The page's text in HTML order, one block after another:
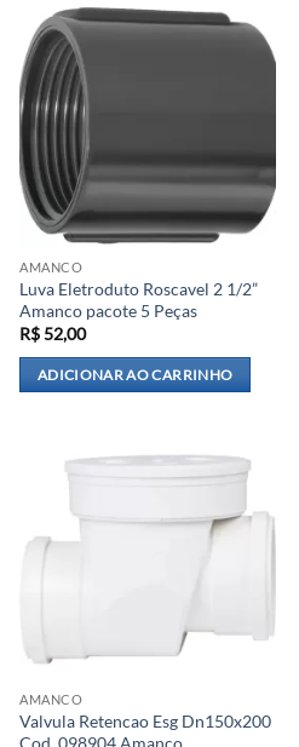
AMANCO
Luva Eletroduto Roscavel 2 1/2”
Amanco pacote 5 Peças
R$52,00
ADICIONAR AO CARRINHO
AMANCO
Valvula Retencao Esg Dn150x200
Cod. 098904 Amanco